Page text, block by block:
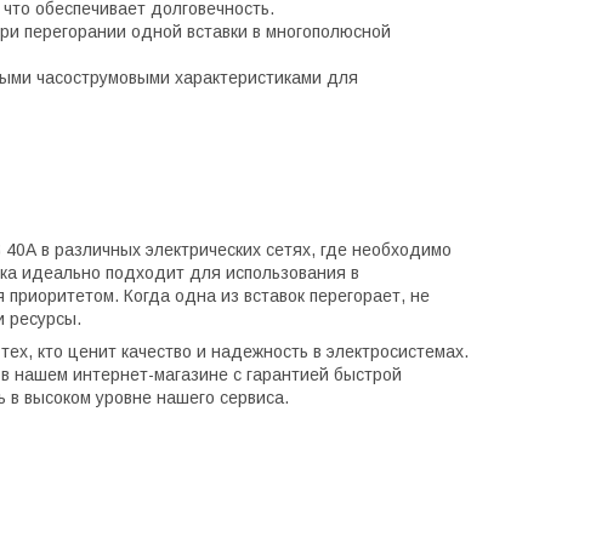
обеспечивает долговечность.
перегорании одной вставки в многополюсной
часострумовыми характеристиками для
в различных электрических сетях, где необходимо
идеально подходит для использования в
Когда одна из вставок перегорает, не
ресурсы.
кто ценит качество и надежность в электросистемах.
нашем интернет-магазине с гарантией быстрой
высоком уровне нашего сервиса.